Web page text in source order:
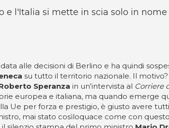
e l'Italia si mette in scia solo in
alle decisioni di Berlino e ha quindi
su tutto il territorio nazionale. Il
Speranza in un'intervista al Corriere
europea e italiana, ma quando emerge
Ue per forza e prestigio, è giusto avere
mai stato cosìloquace come con